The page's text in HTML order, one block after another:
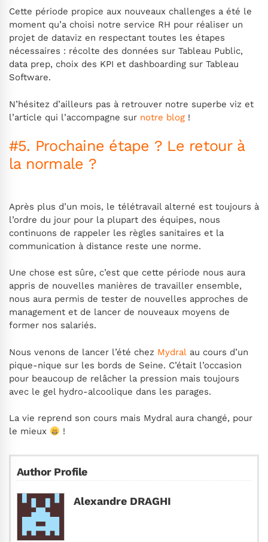
Cette période propice aux nouveaux challenges a été le
moment qu’a choisi notre service RH pour réaliser un
projet de dataviz en respectant toutes les étapes
nécessaires : récolte des données sur Tableau Public,
data prep, choix des KPI et dashboarding sur Tableau
Software.
N’hésitez d’ailleurs pas à retrouver notre superbe viz et
l’article qui l’accompagne sur notre blog !
#5. Prochaine étape ? Le retour à
la normale ?
Après plus d’un mois, le télétravail alterné est toujours à
l’ordre du jour pour la plupart des équipes, nous
continuons de rappeler les règles sanitaires et la
communication à distance reste une norme.
Une chose est sûre, c’est que cette période nous aura
appris de nouvelles manières de travailler ensemble,
nous aura permis de tester de nouvelles approches de
management et de lancer de nouveaux moyens de
former nos salariés.
Nous venons de lancer l’été chez Mydral au cours d’un
pique-nique sur les bords de Seine. C’était l’occasion
pour beaucoup de relâcher la pression mais toujours
avec le gel hydro-alcoolique dans les parages.
La vie reprend son cours mais Mydral aura changé, pour
le mieux
!
Author Profile
Alexandre DRAGHI